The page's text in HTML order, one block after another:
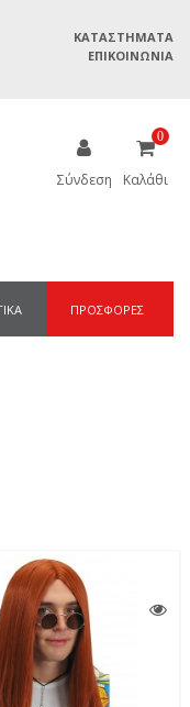
ΚΑΤΑΣΤΉΜΑΤΑ
ΕΠΙΚΟΙΝΩΝΊΑ
Σύνδεση
0
Καλάθι
ΠΡΟΣΦΟΡΕΣ